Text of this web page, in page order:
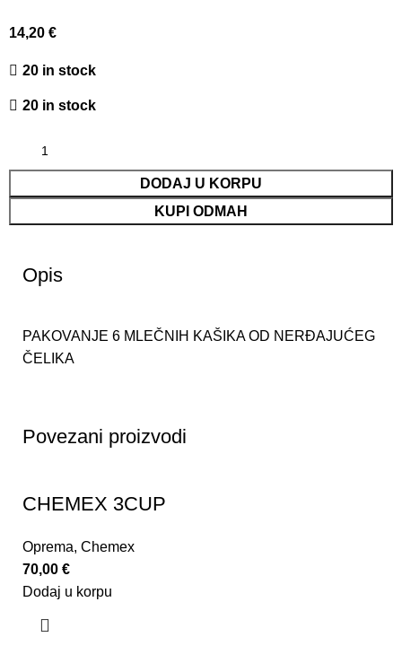
14,20€
20 in stock
20 in stock
DODAJ U KORPU
KUPI ODMAH
Opis
PAKOVANJE 6 MLEČNIH KAŠIKA OD NERĐAJUĆEG
ČELIKA
Povezani proizvodi
CHEMEX 3CUP
Oprema, Chemex
70,00 €
Dodaj u korpu